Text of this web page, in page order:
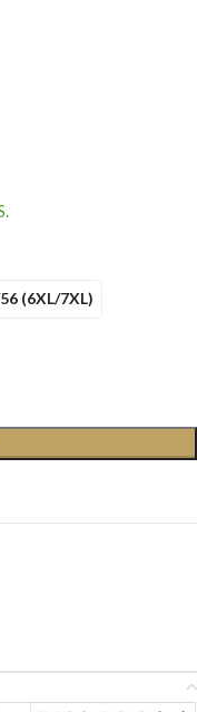
(6XL/7XL)